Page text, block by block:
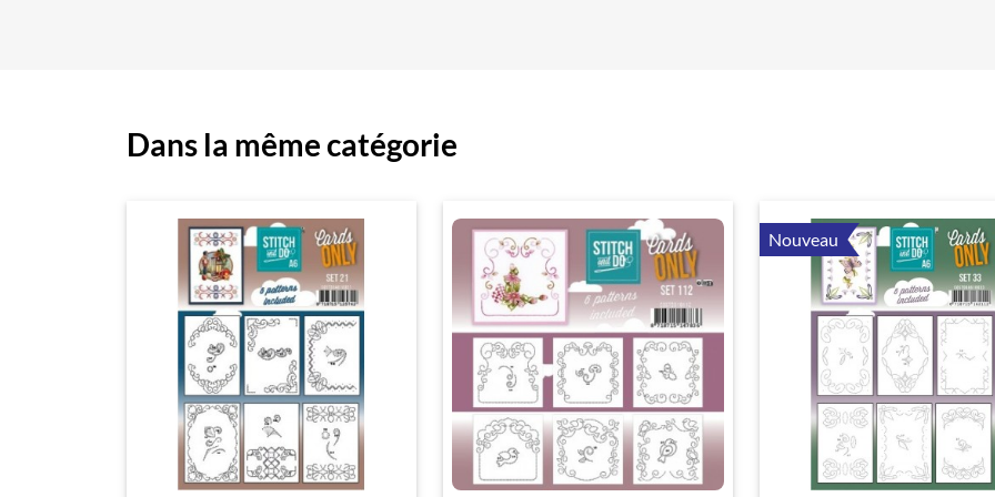
Dans la même catégorie
Nouveau